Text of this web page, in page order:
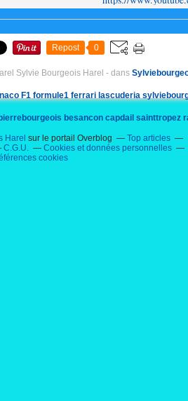
Repost 0
Sylvie Bourgeois Harel - dans
F1 formule1 ferrari lascuderia
besancon capdail sainttropez
automobileclubmonaco charlesmanni
Harel sur le portail Overblog
Top articles
C.G.U.
Cookies et données personnelles
cookies